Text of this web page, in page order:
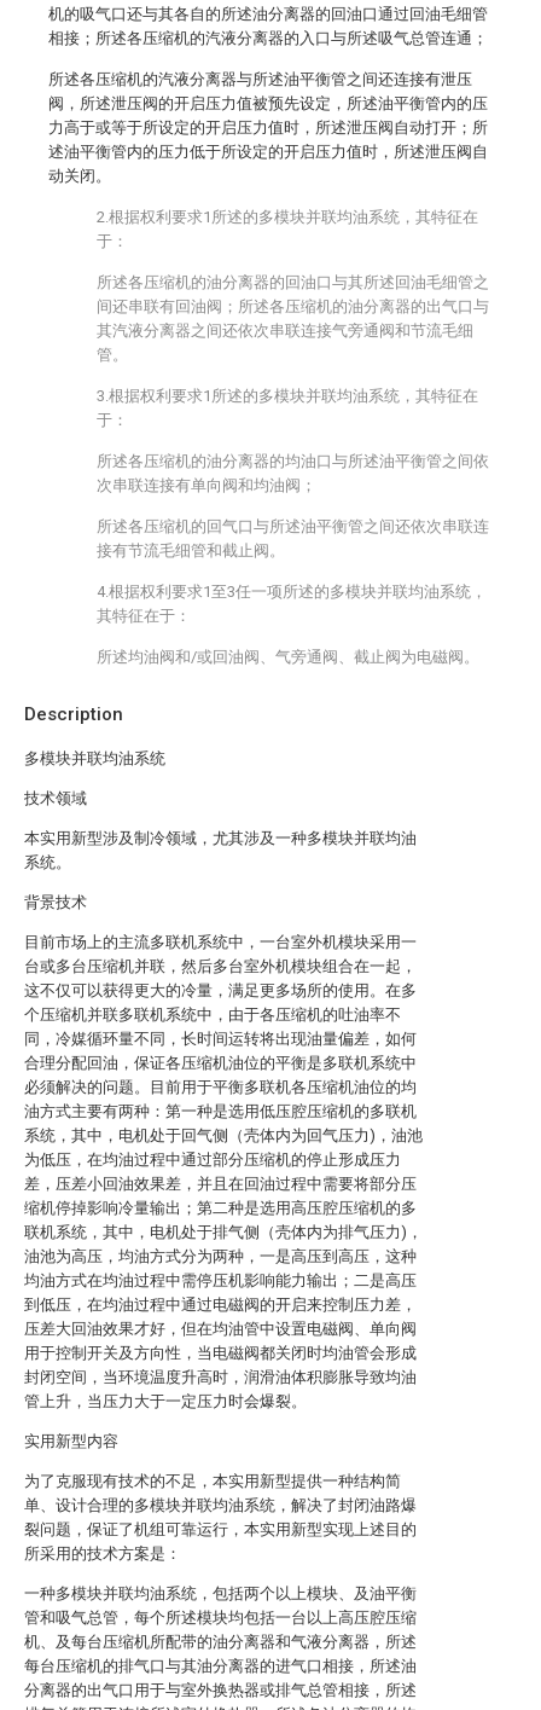
Description
多模块并联均油系统
技术领域
本实用新型涉及制冷领域，尤其涉及一种多模块并联均油
系统。
背景技术
目前市场上的主流多联机系统中，一台室外机模块采用一
台或多台压缩机并联，然后多台室外机模块组合在一起，
这不仅可以获得更大的冷量，满足更多场所的使用。在多
个压缩机并联多联机系统中，由于各压缩机的吐油率不
同，冷媒循环量不同，长时间运转将出现油量偏差，如何
合理分配回油，保证各压缩机油位的平衡是多联机系统中
必须解决的问题。目前用于平衡多联机各压缩机油位的均
油方式主要有两种：第一种是选用低压腔压缩机的多联机
系统，其中，电机处于回气侧（壳体内为回气压力)，油池
为低压，在均油过程中通过部分压缩机的停止形成压力
差，压差小回油效果差，并且在回油过程中需要将部分压
缩机停掉影响冷量输出；第二种是选用高压腔压缩机的多
联机系统，其中，电机处于排气侧（壳体内为排气压力)，
油池为高压，均油方式分为两种，一是高压到高压，这种
均油方式在均油过程中需停压机影响能力输出；二是高压
到低压，在均油过程中通过电磁阀的开启来控制压力差，
压差大回油效果才好，但在均油管中设置电磁阀、单向阀
用于控制开关及方向性，当电磁阀都关闭时均油管会形成
封闭空间，当环境温度升高时，润滑油体积膨胀导致均油
管上升，当压力大于一定压力时会爆裂。
实用新型内容
为了克服现有技术的不足，本实用新型提供一种结构简
单、设计合理的多模块并联均油系统，解决了封闭油路爆
裂问题，保证了机组可靠运行，本实用新型实现上述目的
所采用的技术方案是：
一种多模块并联均油系统，包括两个以上模块、及油平衡
管和吸气总管，每个所述模块均包括一台以上高压腔压缩
机、及每台压缩机所配带的油分离器和气液分离器，所述
每台压缩机的排气口与其油分离器的进气口相接，所述油
分离器的出气口用于与室外换热器或排气总管相接，所述
机的吸气口还与其各自的所述油分离器的回油口通过回油毛细管
相接；所述各压缩机的汽液分离器的入口与所述吸气总管连通；
所述各压缩机的汽液分离器与所述油平衡管之间还连接有泄压
阀，所述泄压阀的开启压力值被预先设定，所述油平衡管内的压
力高于或等于所设定的开启压力值时，所述泄压阀自动打开；所
述油平衡管内的压力低于所设定的开启压力值时，所述泄压阀自
动关闭。
2.根据权利要求1所述的多模块并联均油系统，其特征在
于：
所述各压缩机的油分离器的回油口与其所述回油毛细管之
间还串联有回油阀；所述各压缩机的油分离器的出气口与
其汽液分离器之间还依次串联连接气旁通阀和节流毛细
管。
3.根据权利要求1所述的多模块并联均油系统，其特征在
于：
所述各压缩机的油分离器的均油口与所述油平衡管之间依
次串联连接有单向阀和均油阀；
所述各压缩机的回气口与所述油平衡管之间还依次串联连
接有节流毛细管和截止阀。
4.根据权利要求1至3任一项所述的多模块并联均油系统，
其特征在于：
所述均油阀和/或回油阀、气旁通阀、截止阀为电磁阀。